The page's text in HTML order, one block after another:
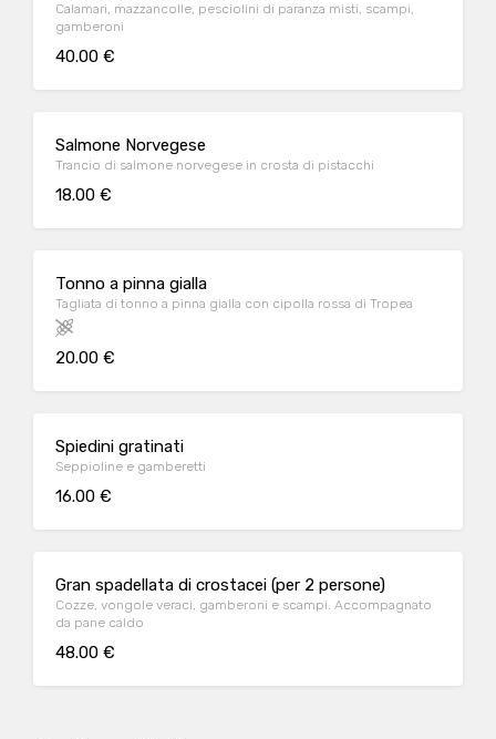
Calamari, mazzancolle, pesciolini di paranza misti, scampi,
gamberoni
40.00 €
Salmone Norvegese
Trancio di salmone norvegese in crosta di pistacchi
18.00 €
Tonno a pinna gialla
Tagliata di tonno a pinna gialla con cipolla rossa di Tropea
20.00 €
Spiedini gratinati
Seppioline e gamberetti
16.00 €
Gran spadellata di crostacei (per 2 persone)
Cozze, vongole veraci, gamberoni e scampi. Accompagnato
da pane caldo
48.00 €